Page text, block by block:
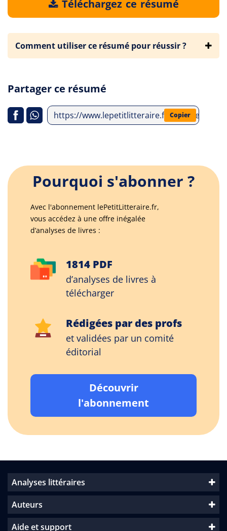
Téléchargez ce résumé
Comment utiliser ce résumé pour réussir ?
Partager ce résumé
https://www.lepetitlitteraire.fr/analyses-
Copier
Pourquoi s'abonner ?
Avec l'abonnement lePetitLitteraire.fr,
vous accédez à une offre inégalée
d’analyses de livres :
1814 PDF
d’analyses de livres à
télécharger
Rédigées par des profs
et validées par un comité
éditorial
Découvrir
l'abonnement
Analyses littéraires
Auteurs
Aide et support